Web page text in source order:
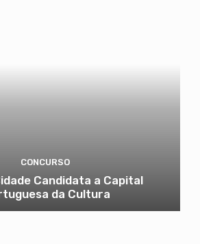
CONCURSO
Candidata a Capital
da Cultura